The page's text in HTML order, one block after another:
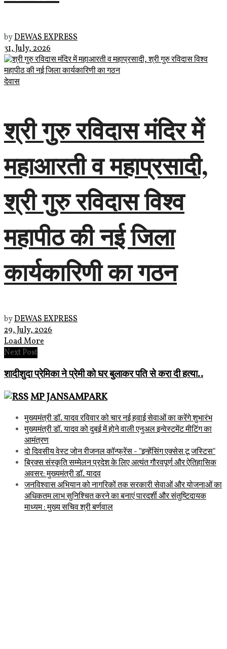
byDEWAS EXPRESS
31, July, 2026
देवास
श्री गुरु रविदास मंदिर में
महाआरती व महाप्रसादी,
श्री गुरु रविदास विश्व
महापीठ की नई जिला
कार्यकारिणी का गठन
byDEWAS EXPRESS
29, July, 2026
Load More
Next Post
शादीशुदा प्रेमिका ने प्रेमी को घर बुलाकर पति से करा दी हत्या..
MP JANSAMPARK
मुख्यमंत्री डॉ. यादव रविवार को चार नई हवाई सेवाओं का करेंगे शुभारंभ
मुख्यमंत्री डॉ. यादव को दुबई में होने वाली एनुअल इन्वेस्टमेंट मीटिंग का
आमंत्रण
दो दिवसीय वेस्ट जोन रीजनल कॉन्फ्रेंस - "इन्हेंसिंग एक्सेस टू जस्टिस"
ब्रिक्स संस्कृति सम्मेलन प्रदेश के लिए अत्यंत गौरवपूर्ण और ऐतिहासिक
अवसर: मुख्यमंत्री डॉ. यादव
जनविश्वास अभियान को नागरिकों तक सरकारी सेवाओं और योजनाओं का
अधिकतम लाभ सुनिश्चित करने का बनाएं पारदर्शी और संतुष्टिदायक
माध्यम : मुख्य सचिव श्री बर्णवाल